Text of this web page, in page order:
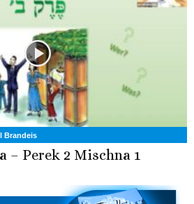
Brandeis
– Perek 2 Mischna 1